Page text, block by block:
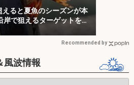
ると夏魚のシーズンが本
岸で狙えるターゲットを
Recommended by
風波情報